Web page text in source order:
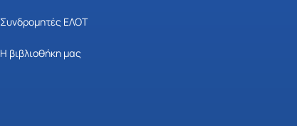
Συνδρομητές ΕΛΟΤ
Η βιβλιοθήκη μας